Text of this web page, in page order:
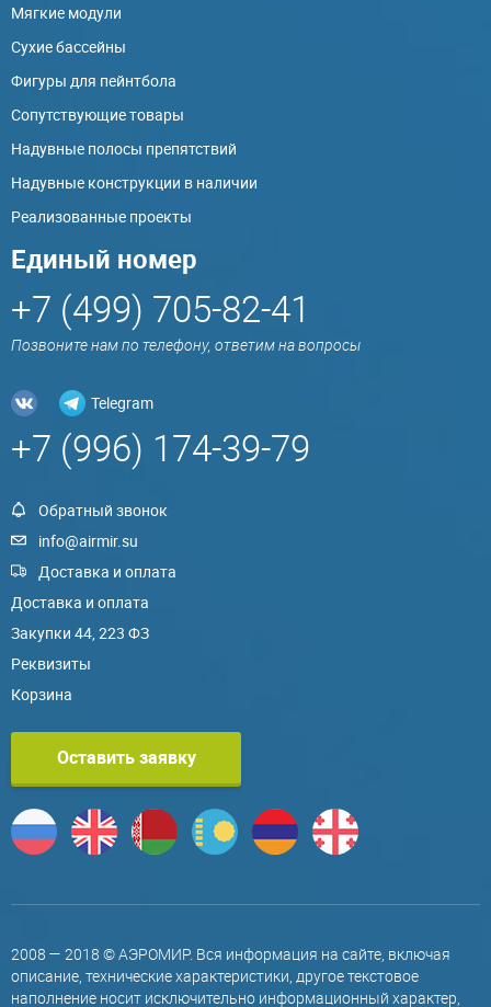
Мягкие модули
Сухие бассейны
Фигуры для пейнтбола
Сопутствующие товары
Надувные полосы препятствий
Надувные конструкции в наличии
Реализованные проекты
Единый номер
+7 (499) 705-82-41
Позвоните нам по телефону, ответим на вопросы
Telegram
+7 (996) 174-39-79
Обратный звонок
info@airmir.su
Доставка и оплата
Доставка и оплата
Закупки 44, 223 ФЗ
Реквизиты
Корзина
Оставить заявку
2008 — 2018 © АЭРОМИР. Вся информация на сайте, включая
описание, технические характеристики, другое текстовое
наполнение носит исключительно информационный характер,